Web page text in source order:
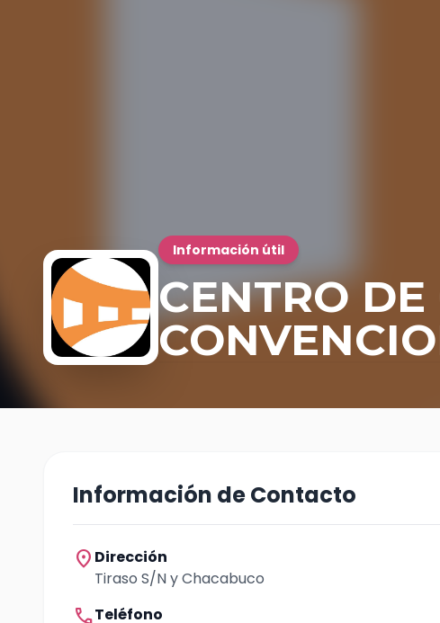
Información útil
CENTRO DE
Información de Contacto
location_on Dirección
Tiraso S/N y Chacabuco
callTeléfono